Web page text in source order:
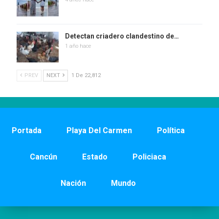
Detectan criadero clandestino de…
1 año hace
PREV NEXT 1 De 22,812
Portada Playa Del Carmen Política
Cancún Estado Policiaca
Nación Mundo